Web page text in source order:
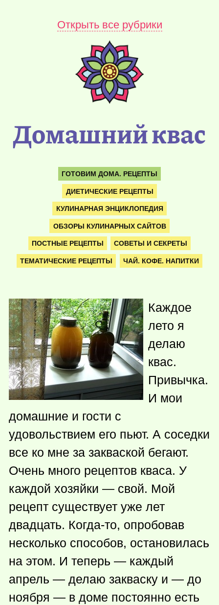
Открыть все рубрики
Домашний квас
ГОТОВИМ ДОМА. РЕЦЕПТЫ
ДИЕТИЧЕСКИЕ РЕЦЕПТЫ
КУЛИНАРНАЯ ЭНЦИКЛОПЕДИЯ
ОБЗОРЫ КУЛИНАРНЫХ САЙТОВ
ПОСТНЫЕ РЕЦЕПТЫ СОВЕТЫ И СЕКРЕТЫ
ТЕМАТИЧЕСКИЕ РЕЦЕПТЫ ЧАЙ. КОФЕ. НАПИТКИ
Каждое
лето я
делаю
квас.
Привычка.
И мои
домашние и гости с
удовольствием его пьют. А соседки
все ко мне за закваской бегают.
Очень много рецептов кваса. У
каждой хозяйки — свой. Мой
рецепт существует уже лет
двадцать. Когда-то, опробовав
несколько способов, остановилась
на этом. И теперь — каждый
апрель — делаю закваску и — до
ноября — в доме постоянно есть